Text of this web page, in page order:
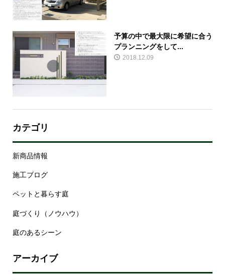
予算の中で最大限に希望に合う
プランニングをして...
2018.12.09
カテゴリ
新商品情報
施工ブログ
ペットと暮らす庭
庭づくり（ノウハウ）
庭のあるシーン
アーカイブ